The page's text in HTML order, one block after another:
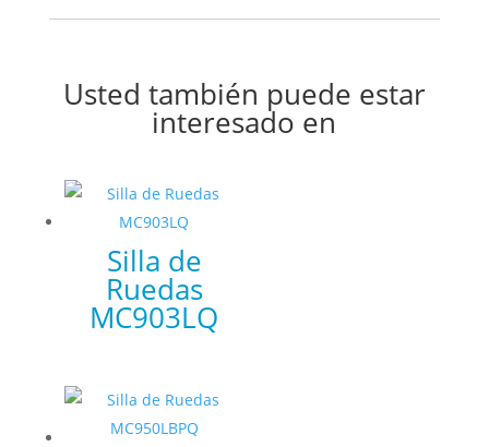
Usted también puede estar
interesado en
Silla de
Ruedas
MC903LQ